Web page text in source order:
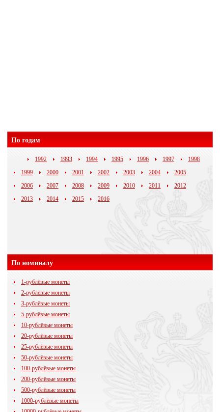
По годам
1992 1993 1994 1995 1996 1997
1998
1999
2000 2001 2002 2003 2004
2005
2006
2007 2008 2009 2010 2011
2012
2013
2014 2015 2016
По номиналу
1-рублёвые монеты
2-рублёвые монеты
3-рублёвые монеты
5-рублёвые монеты
10-рублёвые монеты
20-рублёвые монеты
25-рублёвые монеты
50-рублёвые монеты
100-рублёвые монеты
200-рублёвые монеты
500-рублёвые монеты
1000-рублёвые монеты